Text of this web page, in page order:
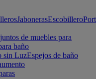
JabonerasEscobillero
de muebles para
baño
sin LuzEspejos de baño